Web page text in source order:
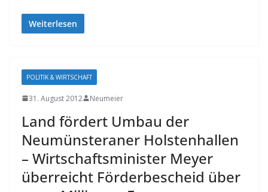
Weiterlesen
POLITIK & WIRTSCHAFT
31. August 2012 Neumeier
Land fördert Umbau der
Neumünsteraner Holstenhallen
– Wirtschaftsminister Meyer
überreicht Förderbescheid über